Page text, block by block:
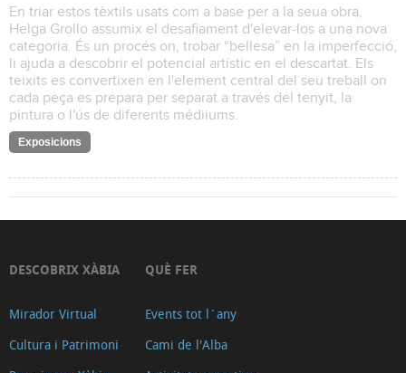
En triar estos tèxtils usats com a base per a la seua obra,
Helga Grollo assumix el desafiament d'elevar-los a una nova
categoria. És un procés on, trobar “bellesa” en la imperfecció,
li ajuda a descobrir el potencial artístic en el descartat. Els
teixits es convertixen en l'element central del seu treball on
cada peça es prepara per separat a través del tenyit, la
pintura o l'ús de diferents médiiums.
Exposicions
DESCOBRIX XÀBIA
Mirador Virtual
Cultura i Patrimoni
QUÈ FER
Events tot l´any
Cami de l'Alba